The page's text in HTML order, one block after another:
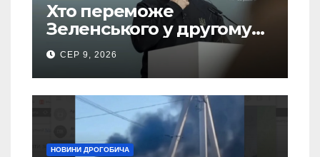
Хто переможе
Зеленського у другому
турі виборів президента
України – новий рейтинг
SOCIS
СЕР 9, 2026
НОВИНИ ДРОГОБИЧА